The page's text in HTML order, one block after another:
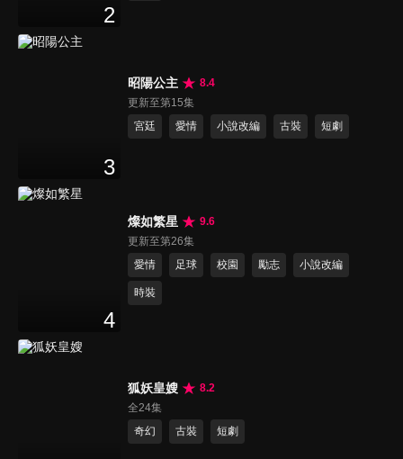
2
3
昭陽公主
8.4
更新至第15集
宮廷
愛情 小說改編 古裝 短劇
4
燦如繁星
9.6
更新至第26集
愛情
足球 校園 勵志 小說改編
時裝
狐妖皇嫂
8.2
全24集
奇幻
古裝 短劇